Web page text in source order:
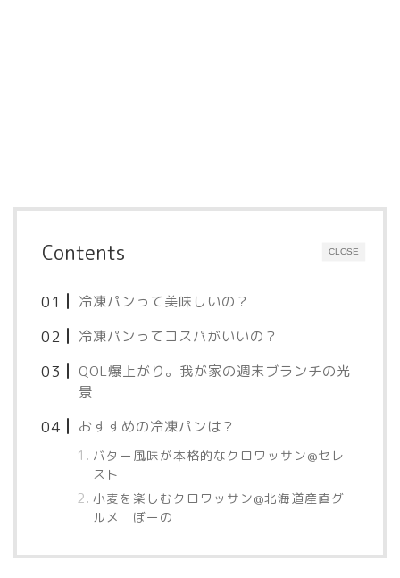
CLOSE
Contents
冷凍パンって美味しいの？
冷凍パンってコスパがいいの？
QOL爆上がり。我が家の週末ブランチの光
景
おすすめの冷凍パンは？
バター風味が本格的なクロワッサン@セレ
スト
小麦を楽しむクロワッサン@北海道産直グ
ルメ ぼーの